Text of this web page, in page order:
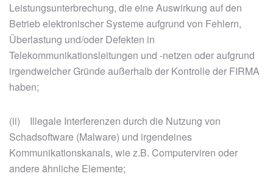
Leistungsunterbrechung, die eine Auswirkung auf den
Betrieb elektronischer Systeme aufgrund von Fehlern,
Überlastung und/oder Defekten in
Telekommunikationsleitungen und -netzen oder aufgrund
irgendwelcher Gründe außerhalb der Kontrolle der FIRMA
haben;
(ii) Illegale Interferenzen durch die Nutzung von
Schadsoftware (Malware) und irgendeines
Kommunikationskanals, wie z.B. Computerviren oder
andere ähnliche Elemente;